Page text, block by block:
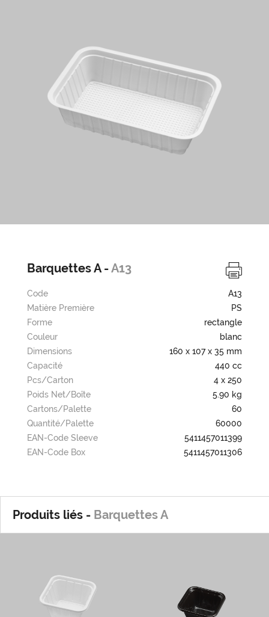
Barquettes A -A13
Code
A13
Matière Première
PS
Forme
rectangle
Couleur
blanc
Dimensions
160 x 107 x 35 mm
Capacité
440 cc
Pcs/carton
4 x 250
Poids Net/boîte
5.90 kg
Cartons/palette
60
Quantité/palette
60000
EAN-Code Sleeve
5411457011399
EAN-Code Box
5411457011306
Produits liés - Barquettes A
A0